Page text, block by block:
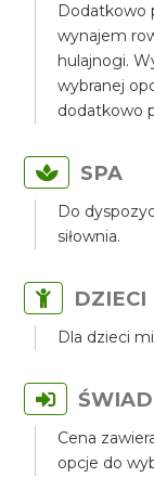
Dodatkowo
wynajem
hulajnogi.
wybranej
dodatkowo
SPA
Do
siłownia.
DZIECI
Dla dzieci
Cena
opcje do